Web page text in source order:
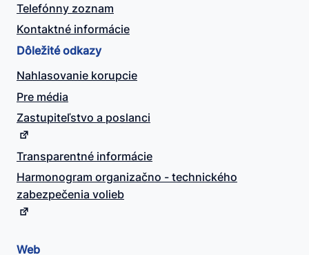
Telefónny zoznam
Kontaktné informácie
Dôležité odkazy
Nahlasovanie korupcie
Pre média
Zastupiteľstvo a poslanci
Transparentné informácie
Harmonogram organizačno - technického
zabezpečenia volieb
Web